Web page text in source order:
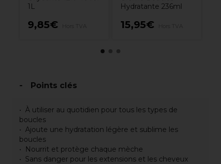
1L
9,85€
Hydratante 236ml
15,95€
Points clés
À utiliser au quotidien pour tous les types de
boucles
Ajoute une hydratation légère et sublime les
boucles
Nourrit et protège chaque mèche
Sans danger pour les extensions et les cheveux